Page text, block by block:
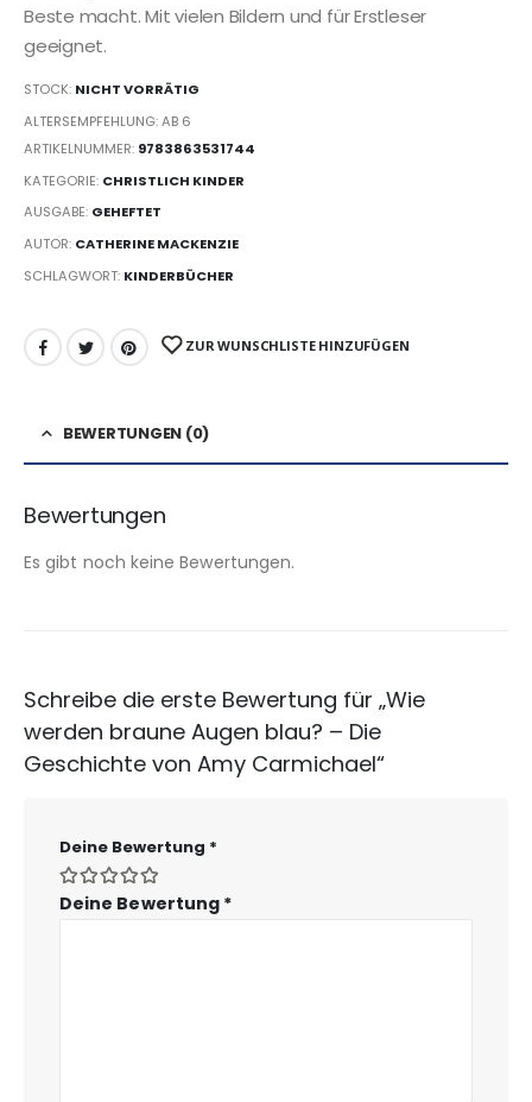
Beste macht. Mit vielen Bildern und für Erstleser
geeignet.
STOCK: NICHT VORRÄTIG
ALTERSEMPFEHLUNG: AB 6
ARTIKELNUMMER: 9783863531744
KATEGORIE: CHRISTLICH KINDER
AUSGABE: GEHEFTET
AUTOR: CATHERINE MACKENZIE
SCHLAGWORT: KINDERBÜCHER
ZUR WUNSCHLISTE HINZUFÜGEN
BEWERTUNGEN (0)
Bewertungen
Es gibt noch keine Bewertungen.
Schreibe die erste Bewertung für „Wie
werden braune Augen blau? – Die
Geschichte von Amy Carmichael“
Deine Bewertung *
Deine Bewertung *